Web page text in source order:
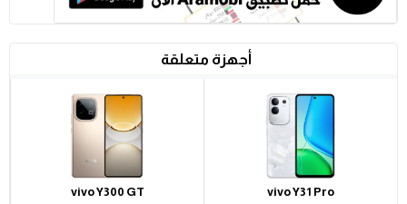
أجهزة متعلقة
vivo Y31 Pro
vivo Y300 GT